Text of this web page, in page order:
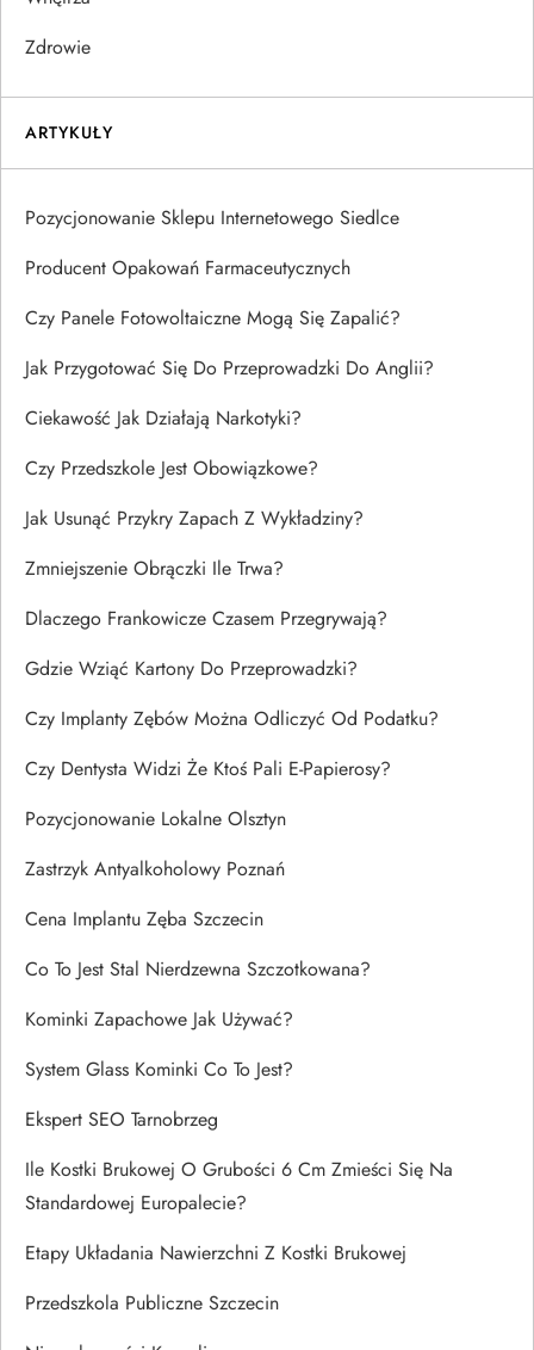
Zdrowie
ARTYKUŁY
Pozycjonowanie Sklepu Internetowego Siedlce
Producent Opakowań Farmaceutycznych
Czy Panele Fotowoltaiczne Mogą Się Zapalić?
Jak Przygotować Się Do Przeprowadzki Do Anglii?
Ciekawość Jak Działają Narkotyki?
Czy Przedszkole Jest Obowiązkowe?
Jak Usunąć Przykry Zapach Z Wykładziny?
Zmniejszenie Obrączki Ile Trwa?
Dlaczego Frankowicze Czasem Przegrywają?
Gdzie Wziąć Kartony Do Przeprowadzki?
Czy Implanty Zębów Można Odliczyć Od Podatku?
Czy Dentysta Widzi Że Ktoś Pali E-Papierosy?
Pozycjonowanie Lokalne Olsztyn
Zastrzyk Antyalkoholowy Poznań
Cena Implantu Zęba Szczecin
Co To Jest Stal Nierdzewna Szczotkowana?
Kominki Zapachowe Jak Używać?
System Glass Kominki Co To Jest?
Ekspert SEO Tarnobrzeg
Ile Kostki Brukowej O Grubości 6 Cm Zmieści Się Na
Standardowej Europalecie?
Etapy Układania Nawierzchni Z Kostki Brukowej
Przedszkola Publiczne Szczecin